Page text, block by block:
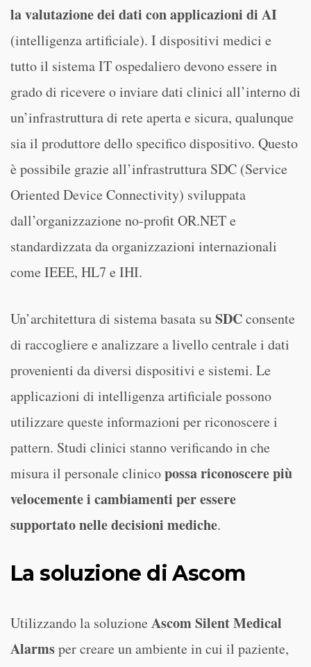
la valutazione dei dati con applicazioni di AI
(intelligenza artificiale). I dispositivi medici e
tutto il sistema IT ospedaliero devono essere in
grado di ricevere o inviare dati clinici all’interno di
un’infrastruttura di rete aperta e sicura, qualunque
sia il produttore dello specifico dispositivo. Questo
è possibile grazie all’infrastruttura SDC (Service
Oriented Device Connectivity) sviluppata
dall’organizzazione no-profit OR.NET e
standardizzata da organizzazioni internazionali
come IEEE, HL7 e IHI.
Un’architettura di sistema basata suSDCconsente
di raccogliere e analizzare a livello centrale i dati
provenienti da diversi dispositivi e sistemi. Le
applicazioni di intelligenza artificiale possono
utilizzare queste informazioni per riconoscere i
pattern. Studi clinici stanno verificando in che
misura il personale clinicopossa riconoscere più
velocemente i cambiamenti per essere
supportato nelle decisioni mediche.
La soluzione di Ascom
Utilizzando la soluzione Ascom Silent Medical
Alarmsper creare un ambiente in cui il paziente,